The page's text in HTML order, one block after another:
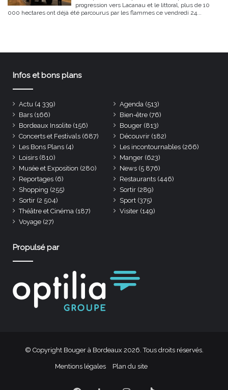
progression vers Lacanau et le littoral, plus de 10
000 hectares ont déjà été parcourus par les flammes ce vendredi 24...
Infos et bons plans
Actu (4 339) Agenda (513)
Bars (166) Bien-être (76)
Bordeaux Insolite (156) Bouger (813)
Concerts et Festivals (687) Découvrir (182)
Les Bons Plans (4) Les incontournables (266)
Loisirs (810) Manger (623)
Musée et Exposition (280) News (5 876)
Reportages (6) Restaurants (446)
Shopping (255) Sortir (289)
Sortir (2 504) Sport (375)
Théâtre et Cinéma (187) Visiter (149)
Voyage (27)
Propulsé par
© Copyright Bouger à Bordeaux 2026. Tous droits réservés.
Mentions légales Plan du site